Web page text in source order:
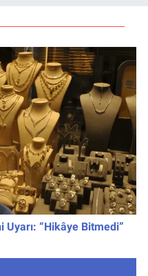
Uyarı: “Hikâye Bitmedi”